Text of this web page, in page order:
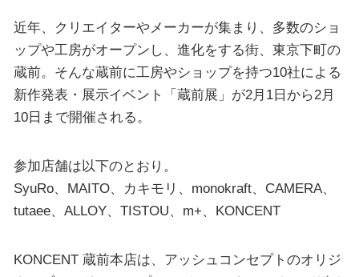
近年、クリエイターやメーカーが集まり、多数のショ
ップや工房がオープンし、進化をする街、東京下町の
蔵前。そんな蔵前に工房やショップを持つ10社による
新作発表・展示イベント「蔵前展」が2月1日から2月
10日まで開催される。
参加店舗は以下のとおり。
SyuRo、MAITO、カキモリ、monokraft、CAMERA、
tutaee、ALLOY、TISTOU、m+、KONCENT
KONCENT 蔵前本店は、アッシュコンセプトのオリジ